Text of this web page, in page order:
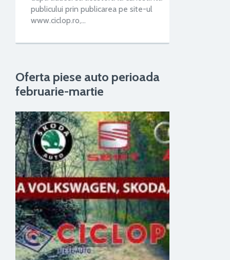
publicului prin publicarea pe site-ul
www.ciclop.ro,…
Oferta piese auto perioada
februarie-martie